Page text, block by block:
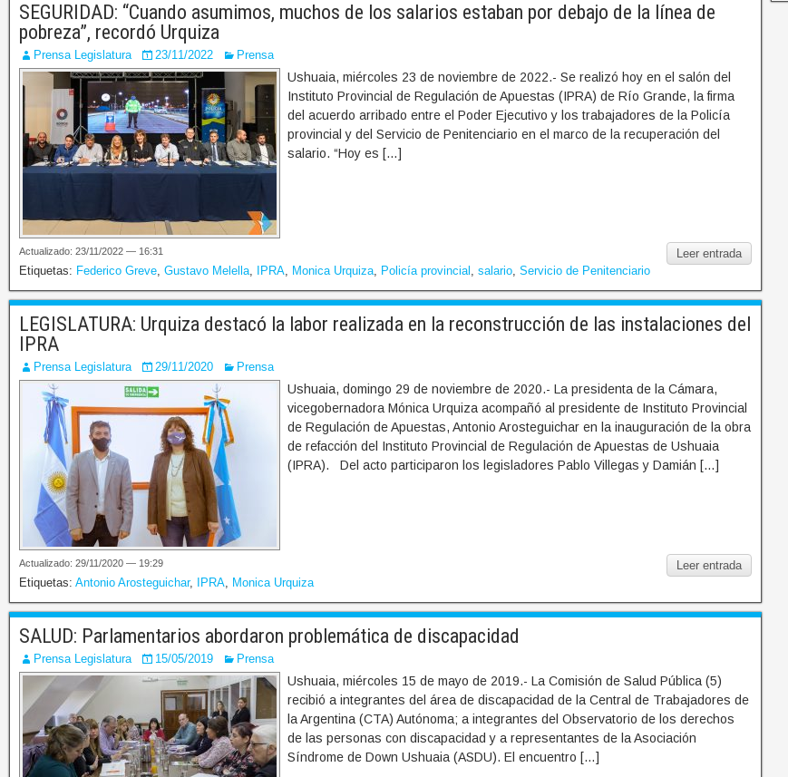
SEGURIDAD: “Cuando asumimos, muchos de los salarios estaban por debajo de la línea de
pobreza”, recordó Urquiza
Prensa Legislatura 23/11/2022 Prensa
Ushuaia, miércoles 23 de noviembre de 2022.- Se realizó hoy en el salón del
Instituto Provincial de Regulación de Apuestas (IPRA) de Río Grande, la firma
del acuerdo arribado entre el Poder Ejecutivo y los trabajadores de la Policía
provincial y del Servicio de Penitenciario en el marco de la recuperación del
salario. “Hoy es […]
Leer entrada
Actualizado: 23/11/2022 — 16:31
Etiquetas: Federico Greve, Gustavo Melella, IPRA, Monica Urquiza, Policía provincial , salario, Servicio de Penitenciario
LEGISLATURA: Urquiza destacó la labor realizada en la reconstrucción de las instalaciones del
IPRA
Prensa Legislatura 29/11/2020 Prensa
Ushuaia, domingo 29 de noviembre de 2020.- La presidenta de la Cámara,
vicegobernadora Mónica Urquiza acompañó al presidente de Instituto Provincial
de Regulación de Apuestas, Antonio Arosteguichar en la inauguración de la obra
de refacción del Instituto Provincial de Regulación de Apuestas de Ushuaia
(IPRA). Del acto participaron los legisladores Pablo Villegas y Damián […]
Leer entrada
Actualizado: 29/11/2020 — 19:29
Etiquetas: Antonio Arosteguichar, IPRA, Monica Urquiza
SALUD: Parlamentarios abordaron problemática de discapacidad
Prensa Legislatura 15/05/2019 Prensa
Ushuaia, miércoles 15 de mayo de 2019.- La Comisión de Salud Pública (5)
recibió a integrantes del área de discapacidad de la Central de Trabajadores de
la Argentina (CTA) Autónoma; a integrantes del Observatorio de los derechos
de las personas con discapacidad y a representantes de la Asociación
Síndrome de Down Ushuaia (ASDU). El encuentro […]